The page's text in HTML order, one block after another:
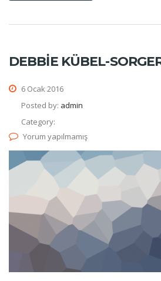
DEBBIE KÜBEL-
6 Ocak 2016
Posted by: admin
Category:
Yorum yapılmamış